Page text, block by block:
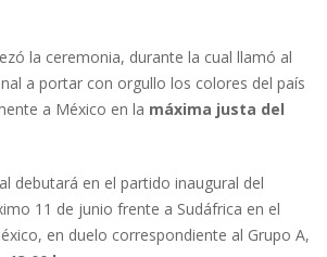
la ceremonia, durante la cual llamó al
a portar con orgullo los colores del país
a México en la máxima justa del
debutará en el partido inaugural del
11 de junio frente a Sudáfrica en el
en duelo correspondiente al Grupo A,